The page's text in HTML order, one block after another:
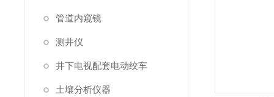
管道内窥镜
测井仪
井下电视配套电动绞车
土壤分析仪器